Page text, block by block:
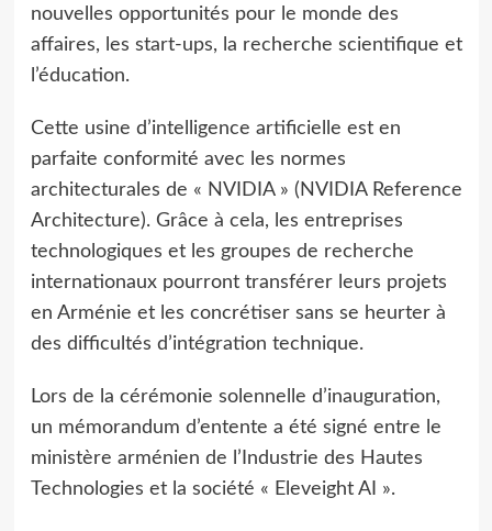
nouvelles opportunités pour le monde des
affaires, les start-ups, la recherche scientifique et
l’éducation.
Cette usine d’intelligence artificielle est en
parfaite conformité avec les normes
architecturales de « NVIDIA » (NVIDIA Reference
Architecture). Grâce à cela, les entreprises
technologiques et les groupes de recherche
internationaux pourront transférer leurs projets
en Arménie et les concrétiser sans se heurter à
des difficultés d’intégration technique.
Lors de la cérémonie solennelle d’inauguration,
un mémorandum d’entente a été signé entre le
ministère arménien de l’Industrie des Hautes
Technologies et la société « Eleveight AI ».